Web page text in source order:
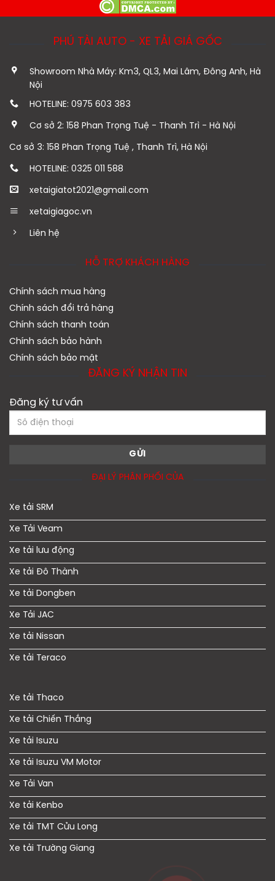
PHÚ TÀI AUTO - XE TẢI GIÁ GỐC
Showroom Nhà Máy: Km3, QL3, Mai Lâm, Đông Anh, Hà
Nội
HOTELINE: 0975 603 383
Cơ sở 2: 158 Phan Trọng Tuệ - Thanh Trì - Hà Nội
Cơ sở 3: 158 Phan Trọng Tuệ , Thanh Trì, Hà Nội
HOTELINE: 0325 011 588
xetaigiatot2021@gmail.com
xetaigiagoc.vn
Liên hệ
HỖ TRỢ KHÁCH HÀNG
Chính sách mua hàng
Chính sách đổi trả hàng
Chính sách thanh toán
Chính sách bảo hành
Chính sách bảo mật
ĐĂNG KÝ NHẬN TIN
Đăng ký tư vấn
ĐẠI LÝ PHÂN PHỐI CỦA
Xe tải SRM
Xe Tải Veam
Xe tải lưu động
Xe tải Đô Thành
Xe tải Dongben
Xe Tải JAC
Xe tải Nissan
Xe tải Teraco
Xe tải Thaco
Xe tải Chiến Thắng
Xe tải Isuzu
Xe tải Isuzu VM Motor
Xe Tải Van
Xe tải Kenbo
Xe tải TMT Cửu Long
Xe tải Trường Giang